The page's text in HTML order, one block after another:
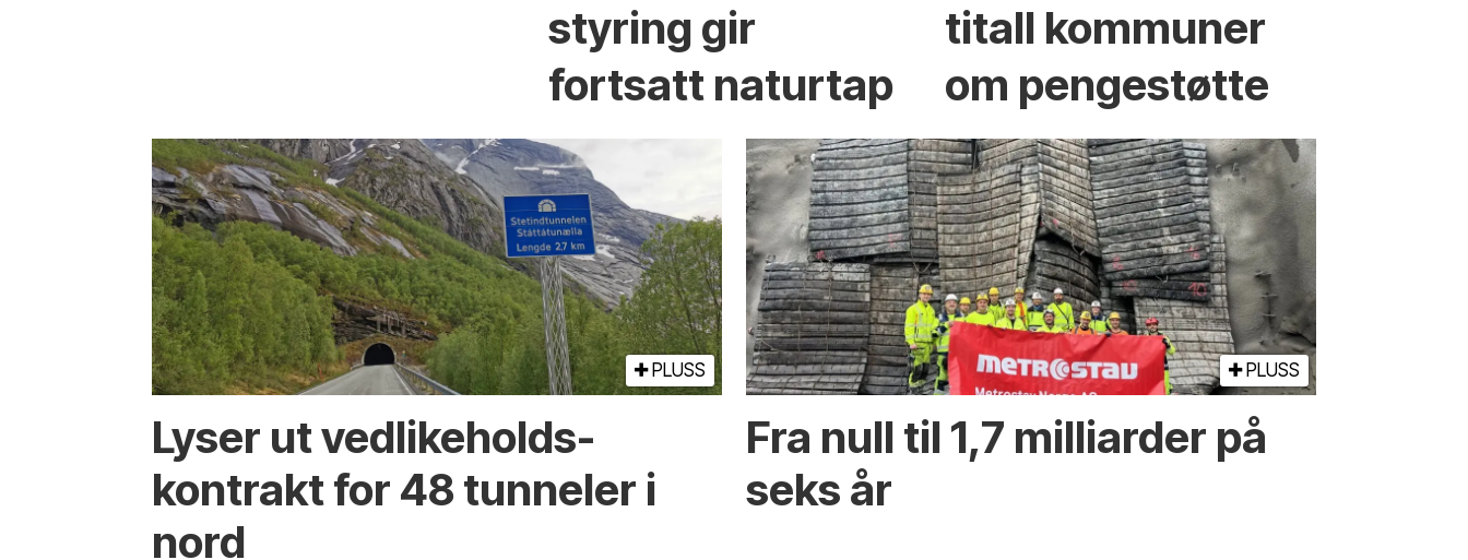
styring gir
fortsatt naturtap
titall kommuner
om pengestøtte
PLUSS
Lyser ut vedlikeholds­
kontrakt for 48 tunneler i
nord
PLUSS
Fra null til 1,7 milliarder på
seks år